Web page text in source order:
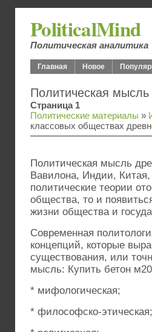
PoliticalMind
Политическая аналитика
Главная Новое
Политическая
Страница 1
Политические материалы »
классовых обществах
Политическая мысль
Вавилона, Индии,
политические теории
общества, то и
жизни общества и
Современная
концепций, которые
существования, или
мысль: Купить бетон
* мифологическая;
* философско-этическая;